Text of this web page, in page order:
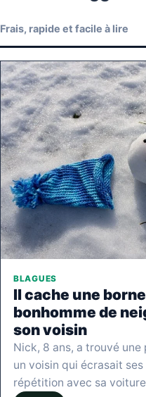
Frais, rapide et facile à lire
BLAGUES
Il cache une
bonhomme de
son voisin
Nick, 8 ans, a trouvé
un voisin qui écrasait
répétition avec sa